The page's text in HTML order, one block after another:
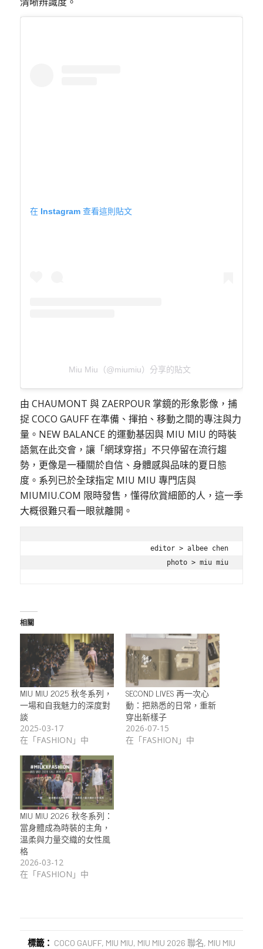
在 Instagram 查看這則貼文
Miu Miu（@miumiu）分享的貼文
由 CHAUMONT 與 ZAERPOUR 掌鏡的形象影像，捕
捉 COCO GAUFF 在準備、揮拍、移動之間的專注與力
量。NEW BALANCE 的運動基因與 MIU MIU 的時裝
語氣在此交會，讓「網球穿搭」不只停留在流行趨
勢，更像是一種關於自信、身體感與品味的夏日態
度。系列已於全球指定 MIU MIU 專門店與
MIUMIU.COM 限時發售，懂得欣賞細節的人，這一季
大概很難只看一眼就離開。
editor > albee chen
photo > miu miu
相關
MIU MIU 2025 秋冬系列，
一場和自我魅力的深度對
談
2025-03-17
在「FASHION」中
SECOND LIVES 再一次心
動：把熟悉的日常，重新
穿出新樣子
2026-07-15
在「FASHION」中
MIU MIU 2026 秋冬系列：
當身體成為時裝的主角，
溫柔與力量交織的女性風
格
2026-03-12
在「FASHION」中
標籤： COCO GAUFF, MIU MIU, MIU MIU 2026 聯名, MIU MIU